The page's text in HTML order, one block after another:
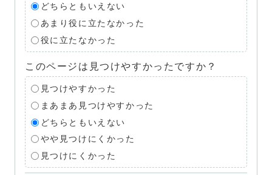
どちらともいえない
あまり役に立たなかった
役に立たなかった
このページは見つけやすかったですか？
見つけやすかった
まあまあ見つけやすかった
どちらともいえない
やや見つけにくかった
見つけにくかった